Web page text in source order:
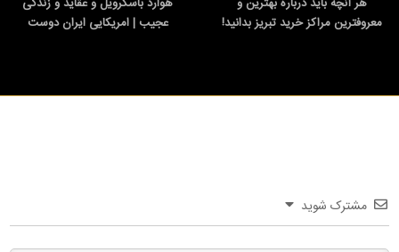
معروفترین مراکز خرید تبریز بدانید!
عجیب | امریکایی ایران دوست
مشترک شوید